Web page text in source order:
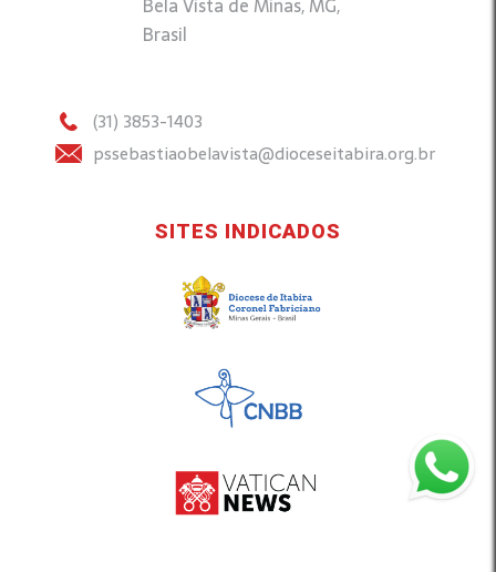
Brasil
(31) 3853-1403
pssebastiaobelavista@dioceseitabira.org.br
SITES INDICADOS